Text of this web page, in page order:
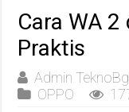
Cara WA
Praktis
Admin
OPPO